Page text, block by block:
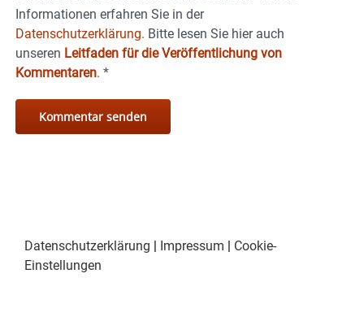
Informationen erfahren Sie in der
Datenschutzerklärung. Bitte lesen Sie hier auch
unseren Leitfaden für die Veröffentlichung von
Kommentaren. *
Datenschutzerklärung | Impressum | Cookie-
Einstellungen